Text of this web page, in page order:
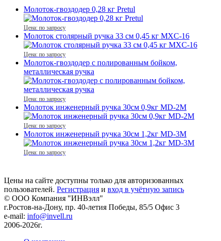
Молоток-гвоздодер 0,28 кг Pretul
Цена: по запросу
Молоток столярный ручка 33 см 0,45 кг MXC-16
Цена: по запросу
Молоток-гвоздодер с полированным бойком,
металлическая ручка
Цена: по запросу
Молоток инженерный ручка 30см 0,9кг MD-2M
Цена: по запросу
Молоток инженерный ручка 30см 1,2кг MD-3M
Цена: по запросу
Цены на сайте доступны только для авторизованных
пользователей. Регистрация и вход в учётную запись
© ООО Компания "ИНВэлл"
г.Ростов-на-Дону, пр. 40-летия Победы, 85/5 Офис 3
e-mail: info@invell.ru
2006-2026г.